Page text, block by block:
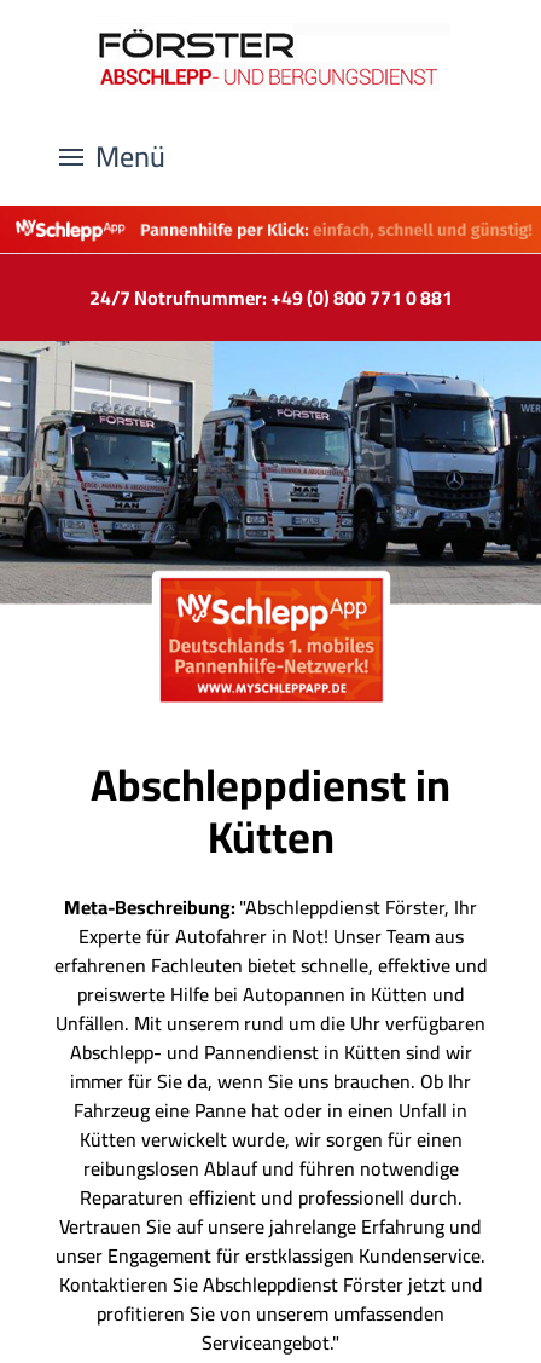
Menü
24/7 Notrufnummer: +49 (0) 800 771 0 881
Abschleppdienst in
Kütten
Meta-Beschreibung:"Abschleppdienst Förster, Ihr
Experte für Autofahrer in Not! Unser Team aus
erfahrenen Fachleuten bietet schnelle, effektive und
preiswerte Hilfe bei Autopannen in Kütten und
Unfällen. Mit unserem rund um die Uhr verfügbaren
Abschlepp- und Pannendienst in Kütten sind wir
immer für Sie da, wenn Sie uns brauchen. Ob Ihr
Fahrzeug eine Panne hat oder in einen Unfall in
Kütten verwickelt wurde, wir sorgen für einen
reibungslosen Ablauf und führen notwendige
Reparaturen effizient und professionell durch.
Vertrauen Sie auf unsere jahrelange Erfahrung und
unser Engagement für erstklassigen Kundenservice.
Kontaktieren Sie Abschleppdienst Förster jetzt und
profitieren Sie von unserem umfassenden
Serviceangebot."